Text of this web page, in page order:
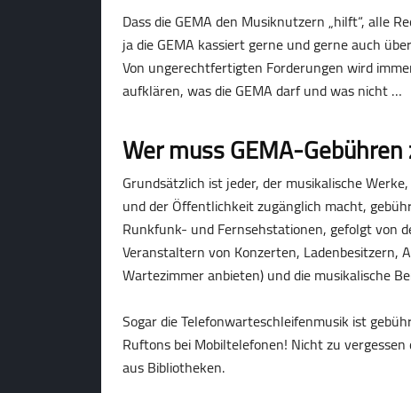
Dass die GEMA den Musiknutzern „hilft“, alle
ja die GEMA kassiert gerne und gerne auch
Von ungerechtfertigten Forderungen wird
aufklären, was die GEMA darf und was nicht …
Wer muss GEMA-
Grundsätzlich ist jeder, der musikalische
und der Öffentlichkeit zugänglich macht,
Runkfunk- und Fernsehstationen, gefolgt von
Veranstaltern von Konzerten, Ladenbesitzern,
Wartezimmer anbieten) und die musikalische
Sogar die Telefonwarteschleifenmusik ist
Ruftons bei Mobiltelefonen! Nicht zu
aus Bibliotheken.